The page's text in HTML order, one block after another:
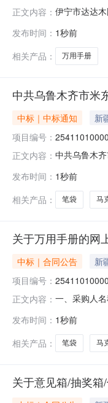
正文内容： 伊宁市达达
目所在行政
发布时间： 1秒前
相关产品：
万用手册
中共乌鲁木齐市米
中标｜中标通知 新
项目编号：
正文内容： 中共乌鲁木
区划编码
发布时间： 1秒前
相关产品：
笔袋 马
关于万用手册的网
中标｜合同公告
新
项目编号：
正文内容： 一、采购人
00104本
发布时间： 1秒前
相关产品：
笔袋 马
关于意见箱/抽奖